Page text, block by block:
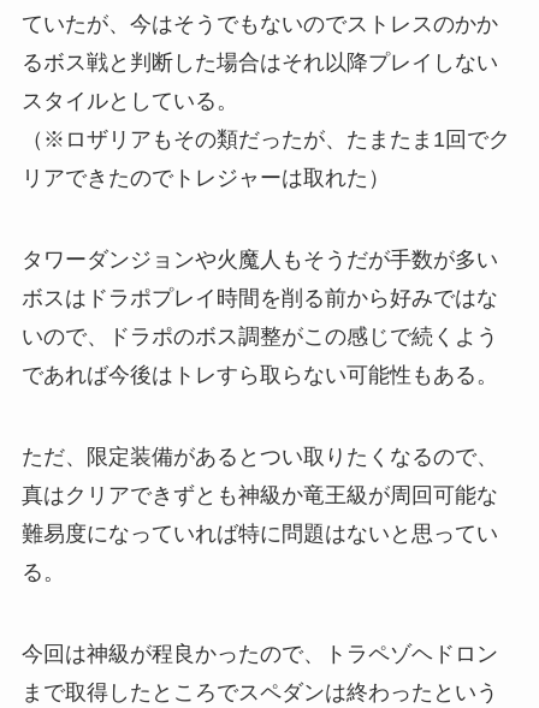
ていたが、今はそうでもないのでストレスのかか
るボス戦と判断した場合はそれ以降プレイしない
スタイルとしている。
（※ロザリアもその類だったが、たまたま1回でク
リアできたのでトレジャーは取れた）
タワーダンジョンや火魔人もそうだが手数が多い
ボスはドラポプレイ時間を削る前から好みではな
いので、ドラポのボス調整がこの感じで続くよう
であれば今後はトレすら取らない可能性もある。
ただ、限定装備があるとつい取りたくなるので、
真はクリアできずとも神級か竜王級が周回可能な
難易度になっていれば特に問題はないと思ってい
る。
今回は神級が程良かったので、トラペゾヘドロン
まで取得したところでスペダンは終わったという